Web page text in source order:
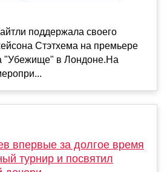
поддержала своего
Стэтхема на премьере
"Убежище" в Лондоне.На
впервые за долгое время
турнир и посвятил